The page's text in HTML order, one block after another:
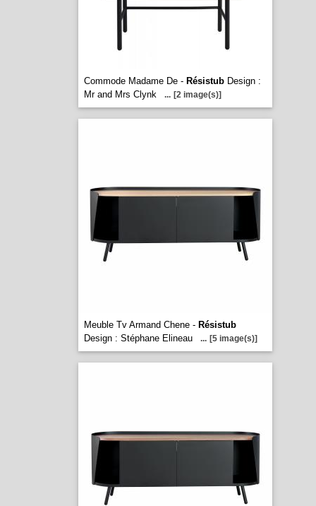
Commode Madame De - RésistubDesign :
Mr and Mrs Clynk
... [2 image(s)]
Meuble Tv Armand Chene - Résistub
Design : Stéphane Elineau
... [5 image(s)]